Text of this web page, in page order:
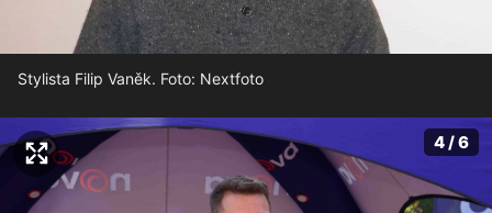
Stylista Filip Vaněk. Foto: Nextfoto
4 / 6